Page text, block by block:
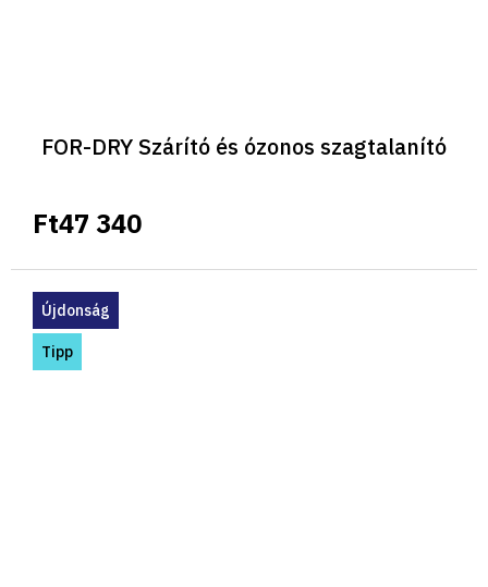
FOR-DRY Szárító és ózonos szagtalanító
Ft47 340
Újdonság
Tipp